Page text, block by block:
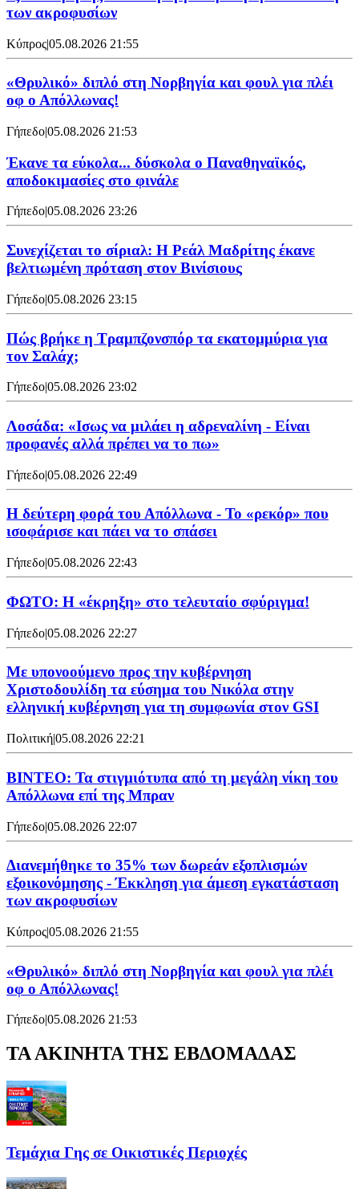
των ακροφυσίων
Κύπρος|05.08.2026 21:55
«Θρυλικό» διπλό στη Νορβηγία και φουλ για πλέι
οφ ο Απόλλωνας!
Γήπεδο|05.08.2026 21:53
Έκανε τα εύκολα... δύσκολα ο Παναθηναϊκός,
αποδοκιμασίες στο φινάλε
Γήπεδο|05.08.2026 23:26
Συνεχίζεται το σίριαλ: Η Ρεάλ Μαδρίτης έκανε
βελτιωμένη πρόταση στον Βινίσιους
Γήπεδο|05.08.2026 23:15
Πώς βρήκε η Τραμπζονσπόρ τα εκατομμύρια για
τον Σαλάχ;
Γήπεδο|05.08.2026 23:02
Λοσάδα: «Ισως να μιλάει η αδρεναλίνη - Είναι
προφανές αλλά πρέπει να το πω»
Γήπεδο|05.08.2026 22:49
Η δεύτερη φορά του Απόλλωνα - Το «ρεκόρ» που
ισοφάρισε και πάει να το σπάσει
Γήπεδο|05.08.2026 22:43
ΦΩΤΟ: Η «έκρηξη» στο τελευταίο σφύριγμα!
Γήπεδο|05.08.2026 22:27
Με υπονοούμενο προς την κυβέρνηση
Χριστοδουλίδη τα εύσημα του Νικόλα στην
ελληνική κυβέρνηση για τη συμφωνία στον GSI
Πολιτική|05.08.2026 22:21
ΒΙΝΤΕΟ: Τα στιγμιότυπα από τη μεγάλη νίκη του
Απόλλωνα επί της Μπραν
Γήπεδο|05.08.2026 22:07
Διανεμήθηκε το 35% των δωρεάν εξοπλισμών
εξοικονόμησης - Έκκληση για άμεση εγκατάσταση
των ακροφυσίων
Κύπρος|05.08.2026 21:55
«Θρυλικό» διπλό στη Νορβηγία και φουλ για πλέι
οφ ο Απόλλωνας!
Γήπεδο|05.08.2026 21:53
ΤΑ ΑΚΙΝΗΤΑ ΤΗΣ ΕΒΔΟΜΑΔΑΣ
Τεμάχια Γης σε Οικιστικές Περιοχές